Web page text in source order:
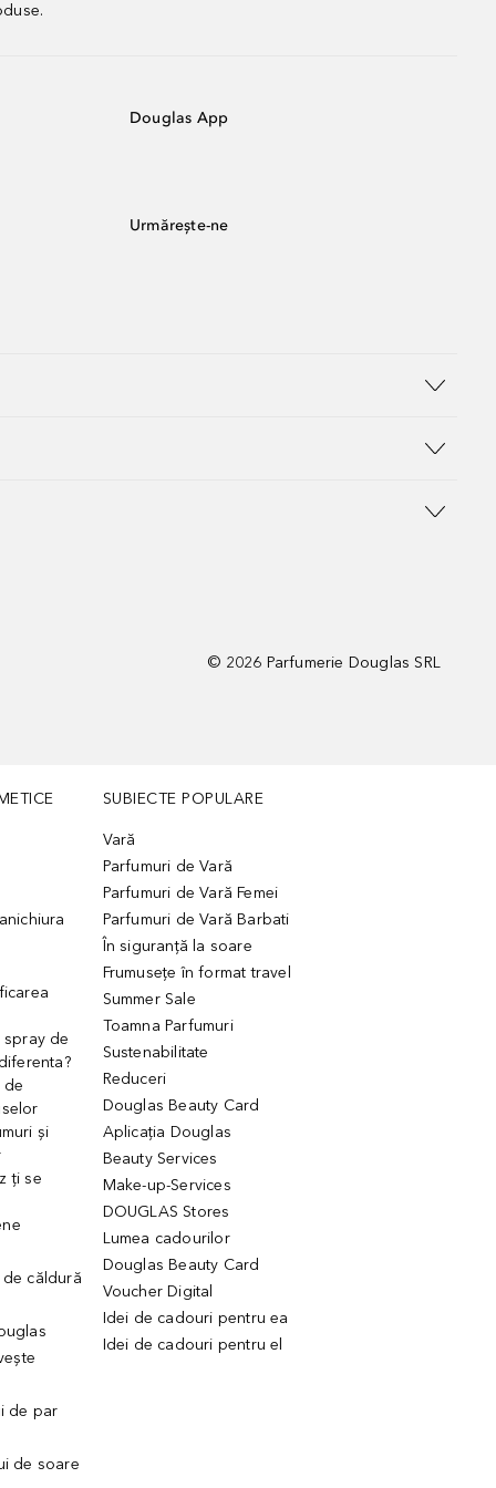
Douglas App
Urmărește-ne
© 2026 Parfumerie Douglas SRL
spray de
de
și
ți se
căldură
de par
de soare
SUBIECTE POPULARE
Vară
Parfumuri de Vară
Parfumuri de Vară Femei
Parfumuri de Vară Barbati
În siguranță la soare
Frumusețe în format travel
Summer Sale
Toamna Parfumuri
Sustenabilitate
Reduceri
Douglas Beauty Card
Aplicația Douglas
Beauty Services
Make-up-Services
DOUGLAS Stores
Lumea cadourilor
Douglas Beauty Card
Voucher Digital
Idei de cadouri pentru ea
Idei de cadouri pentru el